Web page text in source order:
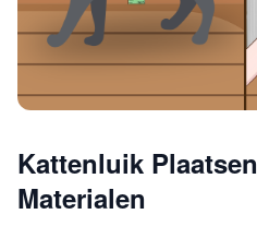
Kattenluik
Materialen